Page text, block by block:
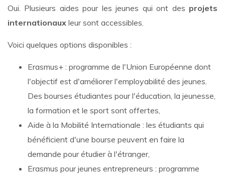
Oui. Plusieurs aides pour les jeunes qui ont des projets
internationaux leur sont accessibles.
Voici quelques options disponibles :
Erasmus+ : programme de l'Union Européenne dont
l'objectif est d'améliorer l'employabilité des jeunes.
Des bourses étudiantes pour l'éducation, la jeunesse,
la formation et le sport sont offertes,
Aide à la Mobilité Internationale : les étudiants qui
bénéficient d'une bourse peuvent en faire la
demande pour étudier à l'étranger,
Erasmus pour jeunes entrepreneurs : programme